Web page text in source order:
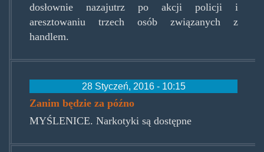
dosłownie nazajutrz po akcji policji i
aresztowaniu trzech osób związanych z
handlem.
28 Styczeń, 2016 - 10:15
Zanim będzie za późno
MYŚLENICE. Narkotyki są dostępne